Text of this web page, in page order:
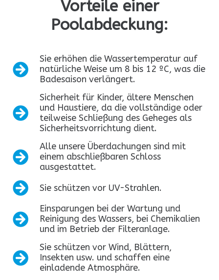
Vorteile einer
Poolabdeckung:
Sie erhöhen die Wassertemperatur auf
natürliche Weise um 8 bis 12 ºC, was die
Badesaison verlängert.
Sicherheit für Kinder, ältere Menschen
und Haustiere, da die vollständige oder
teilweise Schließung des Geheges als
Sicherheitsvorrichtung dient.
Alle unsere Überdachungen sind mit
einem abschließbaren Schloss
ausgestattet.
Sie schützen vor UV-Strahlen.
Einsparungen bei der Wartung und
Reinigung des Wassers, bei Chemikalien
und im Betrieb der Filteranlage.
Sie schützen vor Wind, Blättern,
Insekten usw. und schaffen eine
einladende Atmosphäre.